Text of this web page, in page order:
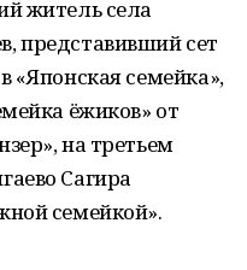
житель села
представивший сет
«Японская семейка»,
ёжиков» от
на третьем
Сагира
семейкой».